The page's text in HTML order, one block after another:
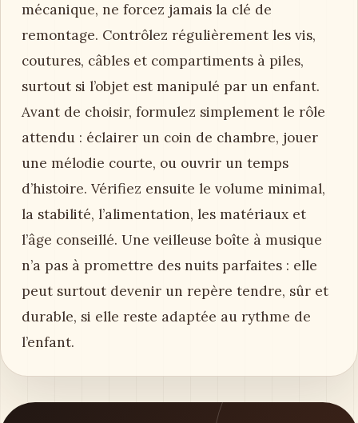
mécanique, ne forcez jamais la clé de
remontage. Contrôlez régulièrement les vis,
coutures, câbles et compartiments à piles,
surtout si l’objet est manipulé par un enfant.
Avant de choisir, formulez simplement le rôle
attendu : éclairer un coin de chambre, jouer
une mélodie courte, ou ouvrir un temps
d’histoire. Vérifiez ensuite le volume minimal,
la stabilité, l’alimentation, les matériaux et
l’âge conseillé. Une veilleuse boîte à musique
n’a pas à promettre des nuits parfaites : elle
peut surtout devenir un repère tendre, sûr et
durable, si elle reste adaptée au rythme de
l’enfant.